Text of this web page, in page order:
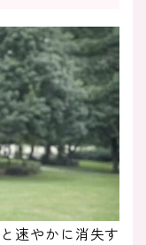
速やかに消失す